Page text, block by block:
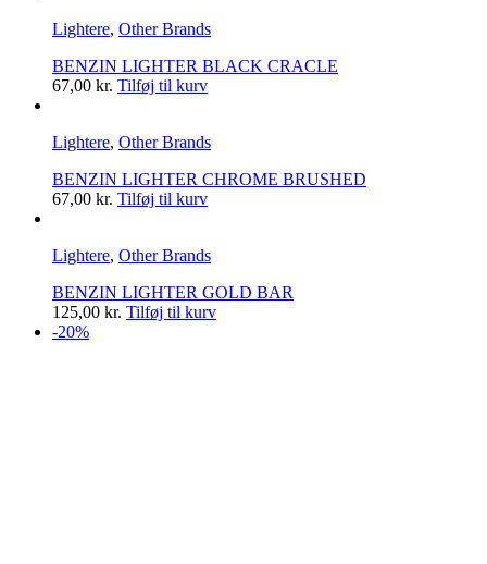
Lightere, Other Brands
BENZIN LIGHTER BLACK CRACLE
67,00 kr. Tilføj til kurv
Lightere, Other Brands
BENZIN LIGHTER CHROME BRUSHED
67,00 kr. Tilføj til kurv
Lightere, Other Brands
BENZIN LIGHTER GOLD BAR
125,00 kr. Tilføj til kurv
-20%